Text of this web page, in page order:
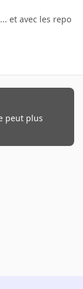
et avec les repo
peut plus